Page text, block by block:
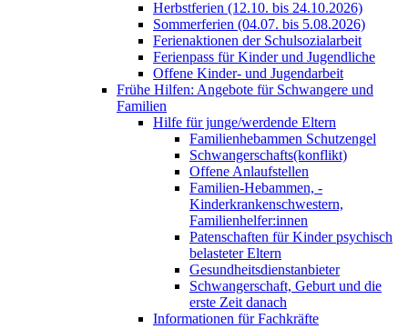
Herbstferien (12.10. bis 24.10.2026)
Sommerferien (04.07. bis 5.08.2026)
Ferienaktionen der Schulsozialarbeit
Ferienpass für Kinder und Jugendliche
Offene Kinder- und Jugendarbeit
Frühe Hilfen: Angebote für Schwangere und
Familien
Hilfe für junge/werdende Eltern
Familienhebammen Schutzengel
Schwangerschafts(konflikt)
Offene Anlaufstellen
Familien-Hebammen, -
Kinderkrankenschwestern,
Familienhelfer:innen
Patenschaften für Kinder psychisch
belasteter Eltern
Gesundheitsdienstanbieter
Schwangerschaft, Geburt und die
erste Zeit danach
Informationen für Fachkräfte